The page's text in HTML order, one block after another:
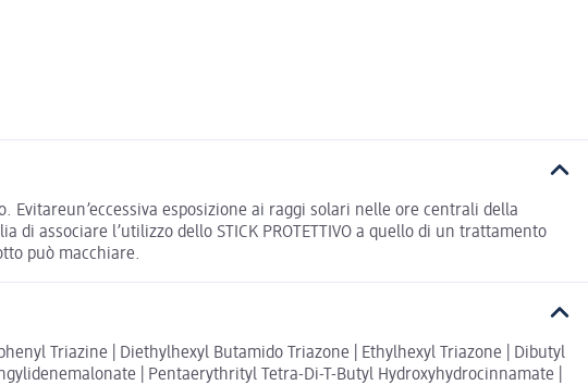
Evitareun’eccessiva esposizione ai raggi solari nelle ore centrali della
associare l’utilizzo dello STICK PROTETTIVO a quello di un trattamento
può macchiare.
Triazine | Diethylhexyl Butamido Triazone | Ethylhexyl Triazone | Dibutyl
| Pentaerythrityl Tetra-Di-T-Butyl Hydroxyhydrocinnamate |